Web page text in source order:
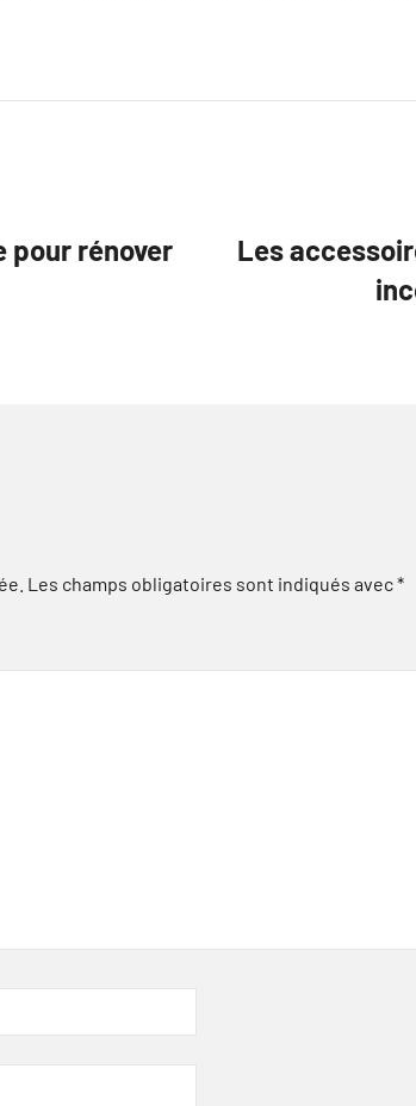
pour rénover
Les
Les champs obligatoires sont indiqués avec*